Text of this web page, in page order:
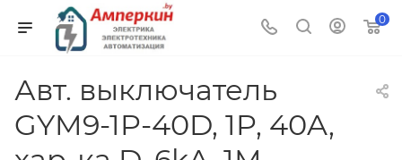
0
Авт. выключатель
GYM9-1P-40D, 1P, 40A,